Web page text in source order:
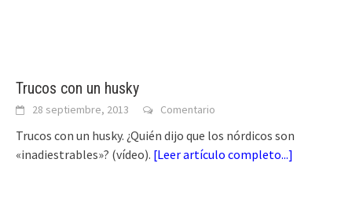
Trucos con un husky
28 septiembre, 2013 Comentario
Trucos con un husky. ¿Quién dijo que los nórdicos son
«inadiestrables»? (vídeo). [Leer artículo completo...]